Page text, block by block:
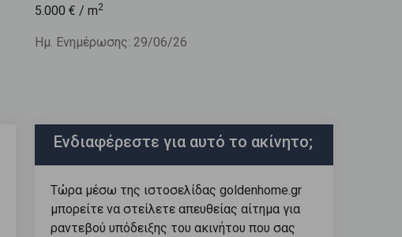
5.000 € / m2
Ημ. Ενημέρωσης: 29/06/26
Ενδιαφέρεστε για αυτό το ακίνητο;
Τώρα μέσω της ιστοσελίδας goldenhome.gr
μπορείτε να στείλετε απευθείας αίτημα για
ραντεβού υπόδειξης του ακινήτου που σας